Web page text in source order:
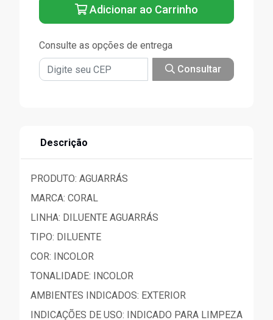
Adicionar ao Carrinho
Consulte as opções de entrega
Consultar
Descrição
PRODUTO: AGUARRÁS
MARCA: CORAL
LINHA: DILUENTE AGUARRÁS
TIPO: DILUENTE
COR: INCOLOR
TONALIDADE: INCOLOR
AMBIENTES INDICADOS: EXTERIOR
INDICAÇÕES DE USO: INDICADO PARA LIMPEZA